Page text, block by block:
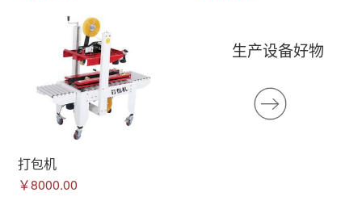
打包机
￥8000.00
生产设备好物